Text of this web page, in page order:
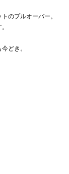
のプルオーバー。
どき。